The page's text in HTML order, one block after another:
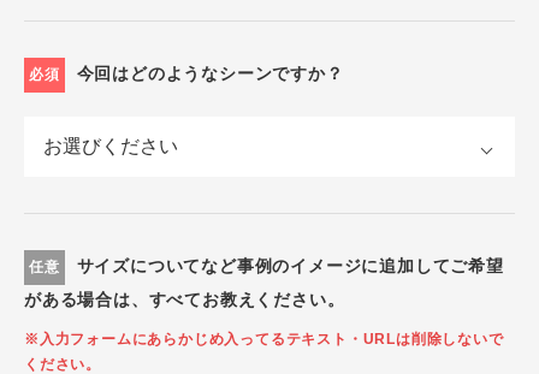
必須 今回はどのようなシーンですか？
任意
サイズについてなど事例のイメージに追加してご希望
がある場合は、すべてお教えください。
※入力フォームにあらかじめ入ってるテキスト・URLは削除しないで
ください。